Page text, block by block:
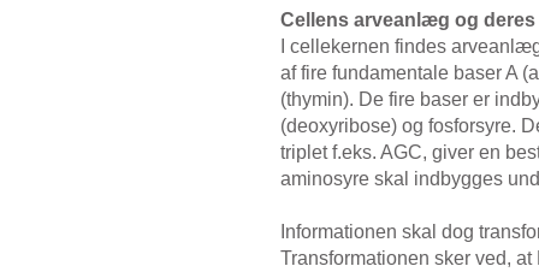
Cellens arveanlæg og
I cellekernen findes
af fire fundamentale baser A
(thymin). De fire baser er
(deoxyribose) og fosforsyre.
triplet f.eks. AGC, giver en
aminosyre skal indbygges
Informationen skal dog
Transformationen sker ved,